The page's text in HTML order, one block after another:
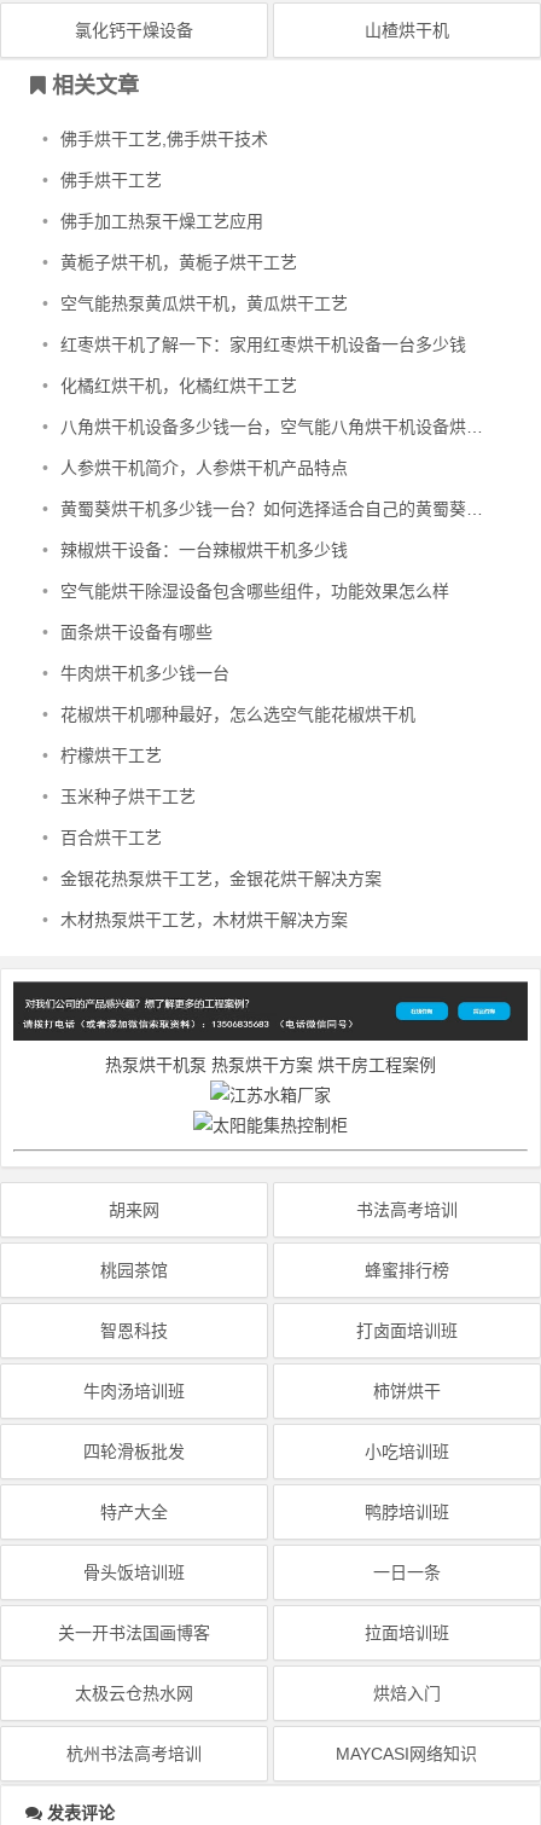
氯化钙干燥设备 山楂烘干机
相关文章
• 佛手烘干工艺,佛手烘干技术
• 佛手烘干工艺
• 佛手加工热泵干燥工艺应用
• 黄栀子烘干机，黄栀子烘干工艺
• 空气能热泵黄瓜烘干机，黄瓜烘干工艺
• 红枣烘干机了解一下：家用红枣烘干机设备一台多少钱
• 化橘红烘干机，化橘红烘干工艺
• 八角烘干机设备多少钱一台，空气能八角烘干机设备烘干的原理
• 人参烘干机简介，人参烘干机产品特点
• 黄蜀葵烘干机多少钱一台？如何选择适合自己的黄蜀葵烘干机？
• 辣椒烘干设备：一台辣椒烘干机多少钱
• 空气能烘干除湿设备包含哪些组件，功能效果怎么样
• 面条烘干设备有哪些
• 牛肉烘干机多少钱一台
• 花椒烘干机哪种最好，怎么选空气能花椒烘干机
• 柠檬烘干工艺
• 玉米种子烘干工艺
• 百合烘干工艺
• 金银花热泵烘干工艺，金银花烘干解决方案
• 木材热泵烘干工艺，木材烘干解决方案
热泵烘干机泵 热泵烘干方案 烘干房工程案例
胡来网 书法高考培训
桃园茶馆 蜂蜜排行榜
智恩科技 打卤面培训班
牛肉汤培训班 柿饼烘干
四轮滑板批发 小吃培训班
特产大全 鸭脖培训班
骨头饭培训班 一日一条
关一开书法国画博客 拉面培训班
太极云仓热水网 烘焙入门
杭州书法高考培训 MAYCASI网络知识
发表评论